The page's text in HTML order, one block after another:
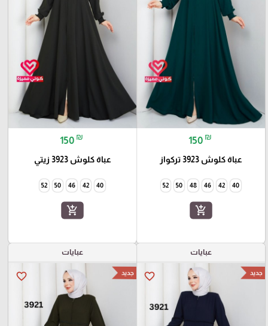
150 ₪
عباة كلوش 3923 تركواز
40
42
46
48
50
52
add_shopping_cart
150 ₪
عباة كلوش 3923 زيتي
40
42
46
50
52
add_shopping_cart
عبايات
favorite_border جديد
عبايات
favorite_border جديد